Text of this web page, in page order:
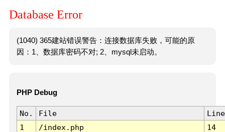
Database Error
(1040) 365建站错误警告：连接数据库失败，可能的原
因：1、数据库密码不对; 2、mysql未启动。
PHP Debug
No. File
Line
1
/index.php 14